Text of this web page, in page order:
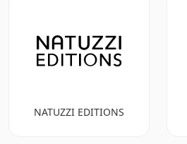
NATUZZI EDITIONS